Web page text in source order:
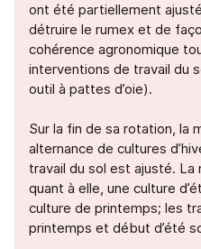
ont été partiellement
détruire le rumex et de
cohérence agronomique
interventions de travail du
outil à pattes d’oie).
Sur la fin de sa rotation, la
alternance de cultures
travail du sol est ajusté. La
quant à elle, une culture
culture de printemps; les
printemps et début d’été